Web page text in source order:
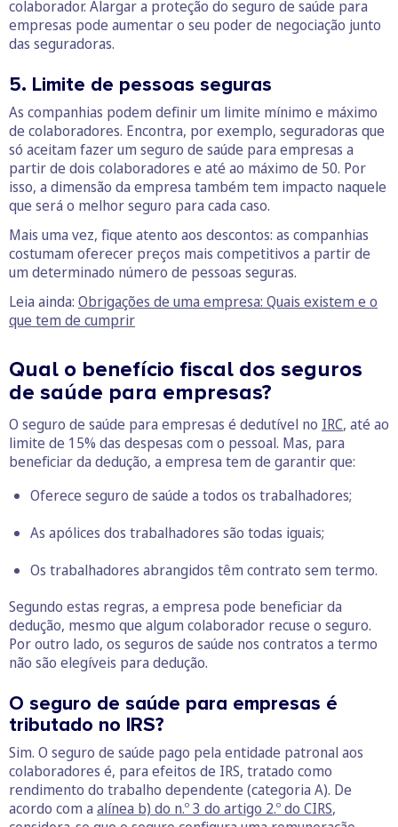
colaborador. Alargar a proteção do seguro de saúde para
empresas pode aumentar o seu poder de negociação junto
das seguradoras.
5. Limite de pessoas seguras
As companhias podem definir um limite mínimo e máximo
de colaboradores. Encontra, por exemplo, seguradoras que
só aceitam fazer um seguro de saúde para empresas a
partir de dois colaboradores e até ao máximo de 50. Por
isso, a dimensão da empresa também tem impacto naquele
que será o melhor seguro para cada caso.
Mais uma vez, fique atento aos descontos: as companhias
costumam oferecer preços mais competitivos a partir de
um determinado número de pessoas seguras.
Leia ainda: Obrigações de uma empresa: Quais existem e o
que tem de cumprir
Qual o benefício fiscal dos seguros
de saúde para empresas?
O seguro de saúde para empresas é dedutível no IRC, até ao
limite de 15% das despesas com o pessoal. Mas, para
beneficiar da dedução, a empresa tem de garantir que:
Oferece seguro de saúde a todos os trabalhadores;
As apólices dos trabalhadores são todas iguais;
Os trabalhadores abrangidos têm contrato sem termo.
Segundo estas regras, a empresa pode beneficiar da
dedução, mesmo que algum colaborador recuse o seguro.
Por outro lado, os seguros de saúde nos contratos a termo
não são elegíveis para dedução.
O seguro de saúde para empresas é
tributado no IRS?
Sim. O seguro de saúde pago pela entidade patronal aos
colaboradores é, para efeitos de IRS, tratado como
rendimento do trabalho dependente (categoria A). De
acordo com a alínea b) do n.º 3 do artigo 2.º do CIRS,